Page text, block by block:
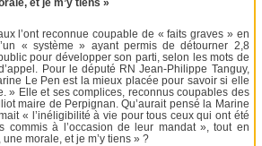
et je m’y tiens »
l’ont reconnue coupable de « faits graves » en
« système » ayant permis de détourner 2,8
pour développer son parti, selon les mots de
Pour le député RN Jean-Philippe Tanguy,
Le Pen est la mieux placée pour savoir si elle
» Elle et ses complices, reconnus coupables des
maire de Perpignan. Qu’aurait pensé la Marine
« l’inéligibilité à vie pour tous ceux qui ont été
commis à l’occasion de leur mandat », tout en
morale, et je m’y tiens » ?